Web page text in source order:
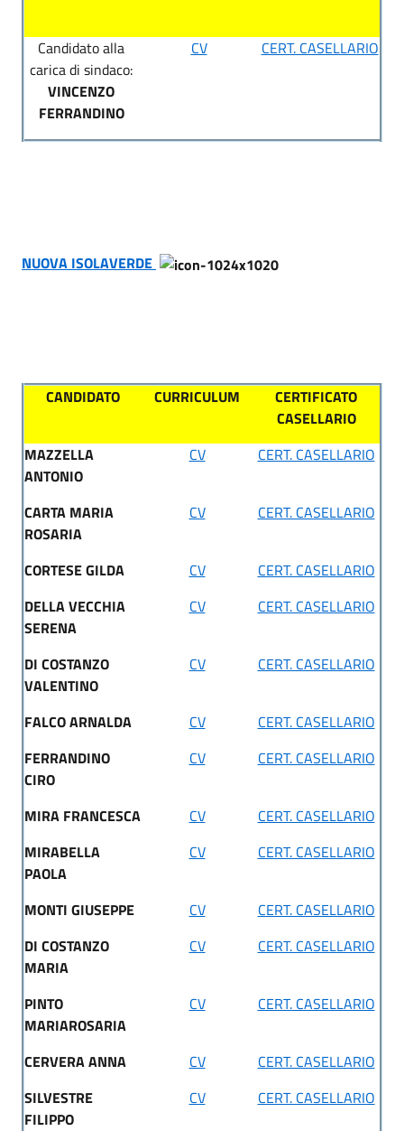
Candidato alla
carica di sindaco:
VINCENZO
FERRANDINO
CV CERT. CASELLARIO
NUOVA ISOLAVERDE
CANDIDATO CURRICULUM
CERTIFICATO
CASELLARIO
MAZZELLA
ANTONIO
CV CERT. CASELLARIO
CARTA MARIA
ROSARIA
CV CERT. CASELLARIO
CORTESE GILDA CV
CERT. CASELLARIO
DELLA VECCHIA
SERENA
CV CERT. CASELLARIO
DI COSTANZO
VALENTINO
CV CERT. CASELLARIO
FALCO ARNALDA CV
CERT. CASELLARIO
FERRANDINO
CIRO
CV CERT. CASELLARIO
MIRA FRANCESCA CV
CERT. CASELLARIO
MIRABELLA
PAOLA
CV CERT. CASELLARIO
MONTI GIUSEPPE CV
CERT. CASELLARIO
DI COSTANZO
MARIA
CV CERT. CASELLARIO
PINTO
MARIAROSARIA
CV CERT. CASELLARIO
CERVERA ANNA CV
CERT. CASELLARIO
SILVESTRE
FILIPPO
CV CERT. CASELLARIO